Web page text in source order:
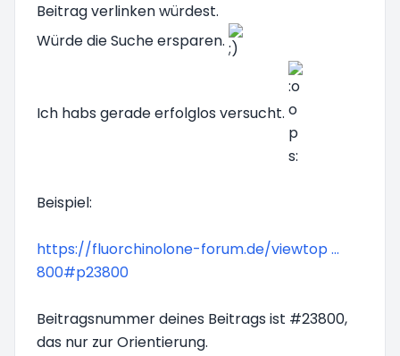
Beitrag verlinken würdest.
Würde die Suche ersparen.
Ich habs gerade erfolglos versucht.
Beispiel:
https://fluorchinolone-forum.de/viewtop ...
800#p23800
Beitragsnummer deines Beitrags ist #23800,
das nur zur Orientierung.